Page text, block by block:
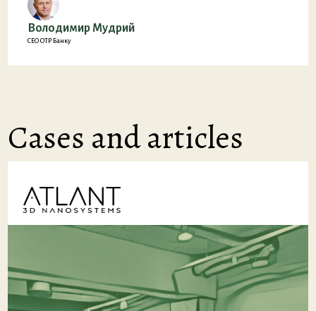
Володимир Мудрий
СЕО OTP Банку
Cases and articles